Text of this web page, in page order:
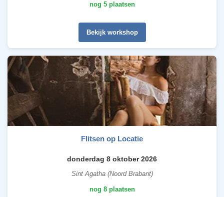
nog 5 plaatsen
Bekijk workshop
Flitsen op Locatie
donderdag 8 oktober 2026
Sint Agatha (Noord Brabant)
nog 8 plaatsen